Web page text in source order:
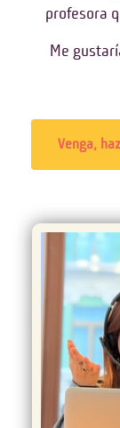
profesora
Me
Venga,